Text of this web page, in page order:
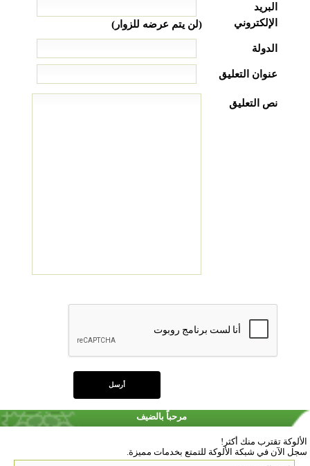
البريد
الإلكتروني
(لن يتم عرضه للزوار)
الدولة
عنوان التعليق
نص التعليق
مرحباً بالضيف
الألوكة تقترب منك أكثر!
سجل الآن في شبكة الألوكة للتمتع بخدمات مميزة.